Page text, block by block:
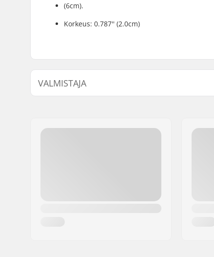
(6cm).
Korkeus: 0.787'' (2.0cm)
VALMISTAJA